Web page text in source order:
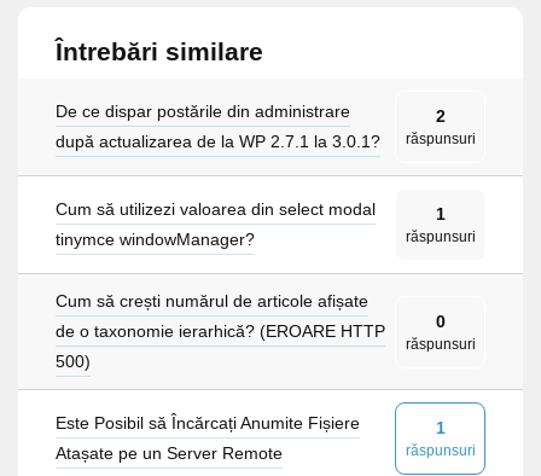
Întrebări similare
De ce dispar postările din administrare
după actualizarea de la WP 2.7.1 la 3.0.1?
2
răspunsuri
Cum să utilizezi valoarea din select modal
tinymce windowManager?
1
răspunsuri
Cum să crești numărul de articole afișate
de o taxonomie ierarhică? (EROARE HTTP
500)
0
răspunsuri
Este Posibil să Încărcați Anumite Fișiere
Atașate pe un Server Remote
1
răspunsuri